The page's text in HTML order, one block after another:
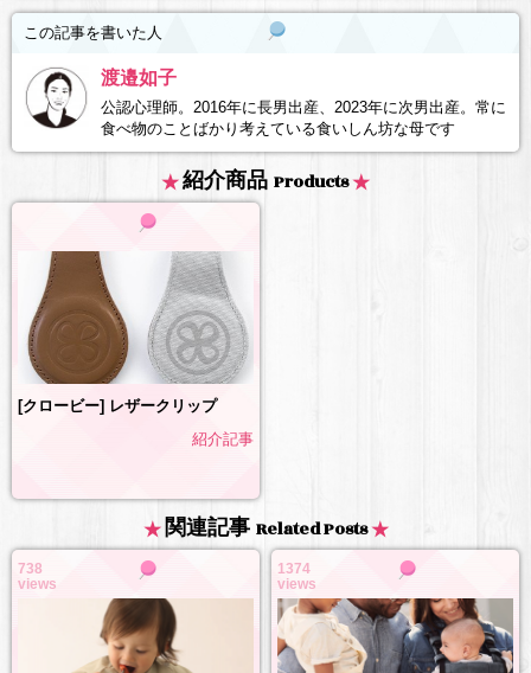
この記事を書いた人
渡邉如子
公認心理師。2016年に長男出産、2023年に次男出産。常に
食べ物のことばかり考えている食いしん坊な母です
紹介商品 Products
[クロービー] レザークリップ
紹介記事
関連記事 Related Posts
738
views
1374
views